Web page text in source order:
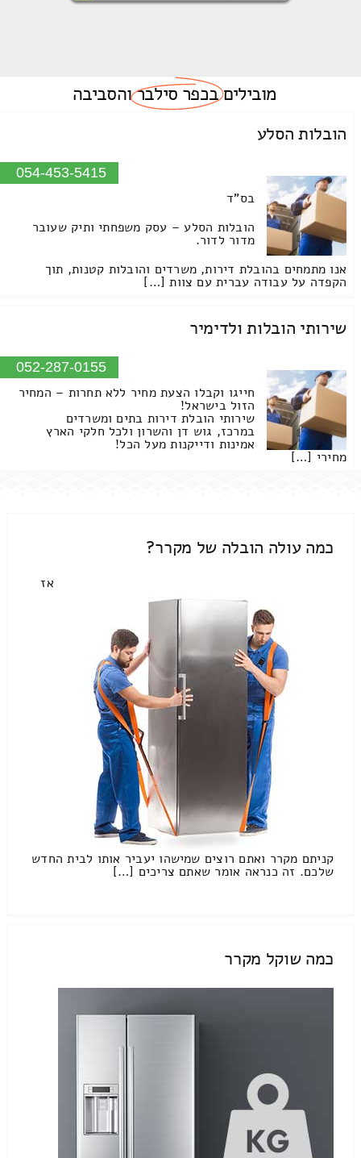
מוביליםבכפר סילברוהסביבה
הובלות הסלע
054-453-5415
בס"ד
הובלות הסלע – עסק משפחתי ותיק שעובר
מדור לדור.
אנו מתמחים בהובלת דירות, משרדים והובלות קטנות, תוך
הקפדה על עבודה עברית עם צוות […]
שירותי הובלות ולדימיר
052-287-0155
חייגו וקבלו הצעת מחיר ללא תחרות – המחיר
הזול בישראל!
שירותי הובלת דירות בתים ומשרדים
במרכז, גוש דן והשרון ולכל חלקי הארץ
אמינות ודייקנות מעל הכל!
מחירי […]
כמה עולה הובלה של מקרר?
אז
קניתם מקרר ואתם רוצים שמישהו יעביר אותו לבית החדש
שלכם. זה כנראה אומר שאתם צריכים […]
כמה שוקל מקרר